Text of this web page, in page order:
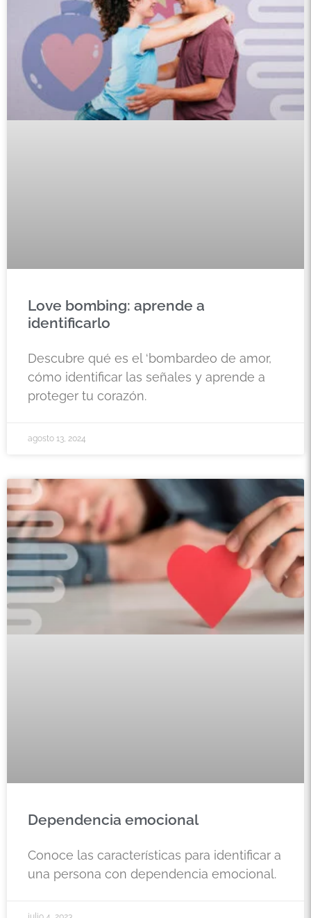
Love bombing: aprende a
identificarlo
Descubre qué es el ‘bombardeo de amor,
cómo identificar las señales y aprende a
proteger tu corazón.
agosto 13, 2024
Dependencia emocional
Conoce las características para identificar a
una persona con dependencia emocional.